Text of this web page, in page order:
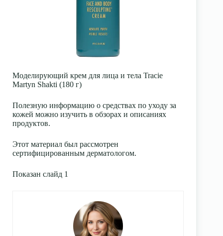
Моделирующий крем для лица и тела Tracie
Martyn Shakti (180 г)
Полезную информацию о средствах по уходу за
кожей можно изучить в обзорах и описаниях
продуктов.
Этот материал был рассмотрен
сертифицированным дерматологом.
Показан слайд 1